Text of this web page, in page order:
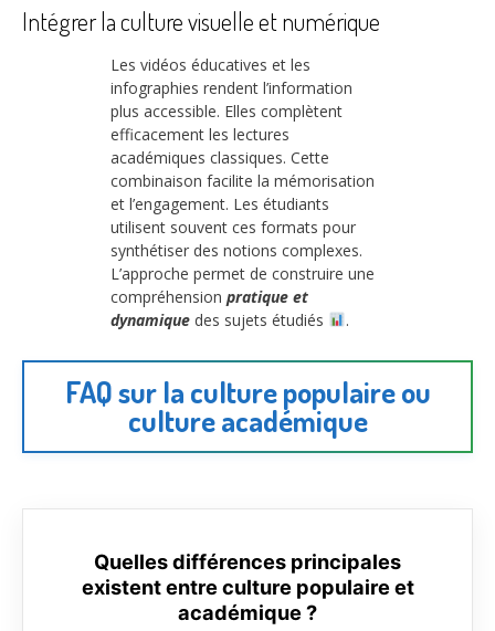
Intégrer la culture visuelle et numérique
Les vidéos éducatives et les
infographies rendent l’information
plus accessible. Elles complètent
efficacement les lectures
académiques classiques. Cette
combinaison facilite la mémorisation
et l’engagement. Les étudiants
utilisent souvent ces formats pour
synthétiser des notions complexes.
L’approche permet de construire une
compréhension pratique et
dynamique des sujets étudiés .
FAQ sur la culture populaire ou
culture académique
Quelles différences principales
existent entre culture populaire et
académique ?